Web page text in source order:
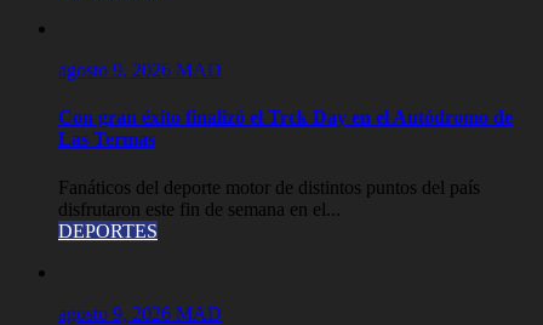
agosto 9, 2026 MAD
Con gran éxito finalizó el Trck Day en el Autódromo de
Las Termas
Fanáticos del deporte motor de distintos puntos del país
disfrutaron este fin de semana en el...
DEPORTES
agosto 9, 2026 MAD